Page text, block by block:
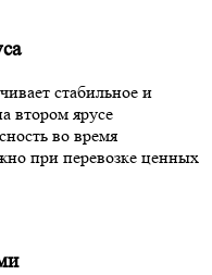
стабильное и
втором ярусе
во время
при перевозке ценных